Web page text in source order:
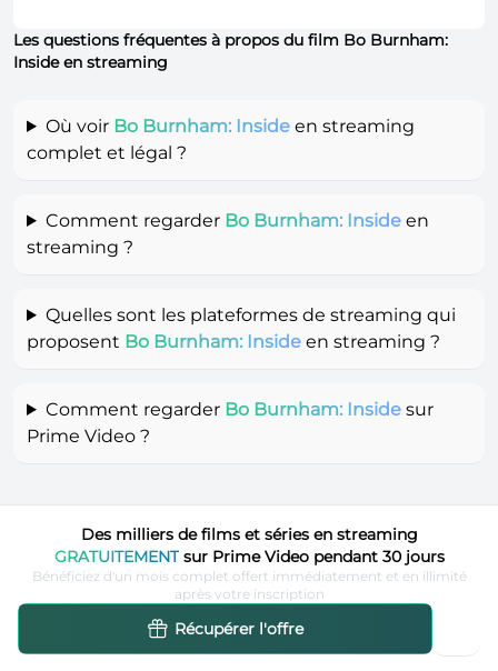
Les questions fréquentes à propos du film Bo Burnham:
Inside en streaming
Où voir Bo Burnham: Insideen streaming
complet et légal ?
Comment regarder Bo Burnham: Insideen
streaming ?
Quelles sont les plateformes de streaming qui
proposent Bo Burnham: Inside en streaming ?
Comment regarder Bo Burnham: Insidesur
Prime Video ?
Des milliers de films et séries en streaming
GRATUITEMENTsur Prime Video pendant 30 jours
Bénéficiez d'un mois complet offert immédiatement et en illimité
après votre inscription
Récupérer l'offre